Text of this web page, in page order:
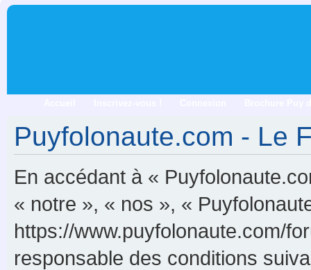
Puyfolonaute.com - Le
En accédant à «
« notre », « nos », «
https://www.puyfolonaute.com/
responsable des conditions